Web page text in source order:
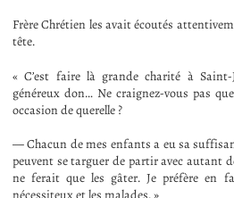
Frère Chrétien les avait écoutés
tête.
« C’est faire là grande charité à
généreux don… Ne craignez-vous pas
occasion de querelle ?
— Chacun de mes enfants a eu sa
peuvent se targuer de partir avec autant
ne ferait que les gâter. Je préfère en